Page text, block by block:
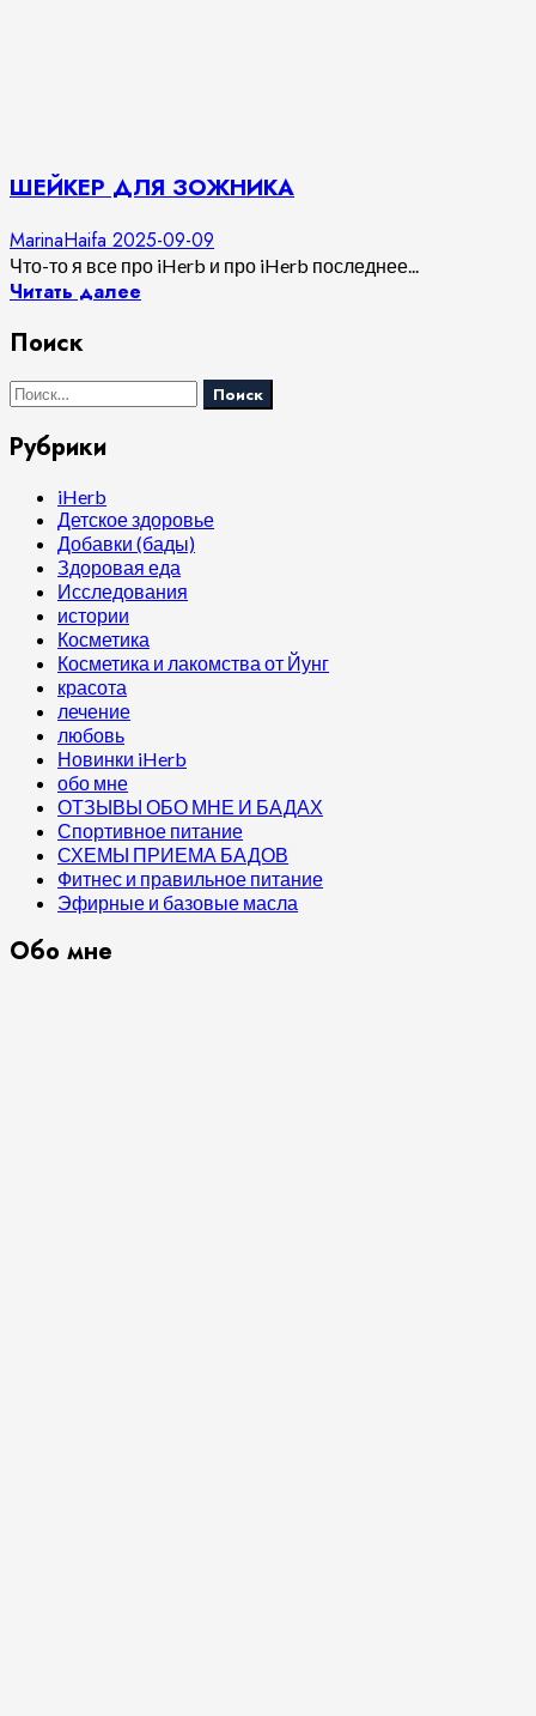
ШЕЙКЕР ДЛЯ ЗОЖНИКА
MarinaHaifa 2025-09-09
Что-то я все про iHerb и про iHerb последнее...
Читать далее
Поиск
Найти:
Рубрики
iHerb
Детское здоровье
Добавки (бады)
Здоровая еда
Исследования
истории
Косметика
Косметика и лакомства от Йунг
красота
лечение
любовь
Новинки iHerb
обо мне
ОТЗЫВЫ ОБО МНЕ И БАДАХ
Спортивное питание
СХЕМЫ ПРИЕМА БАДОВ
Фитнес и правильное питание
Эфирные и базовые масла
Обо мне